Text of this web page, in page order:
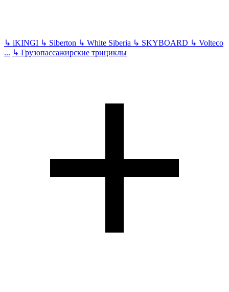
↳ iKINGI ↳ Siberton ↳ White Siberia ↳ SKYBOARD ↳ Volteco
... ↳ Грузопассажирские трициклы